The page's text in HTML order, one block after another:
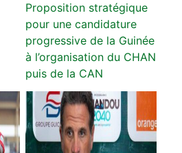
Proposition stratégique
pour une candidature
progressive de la Guinée
à l’organisation du CHAN
puis de la CAN